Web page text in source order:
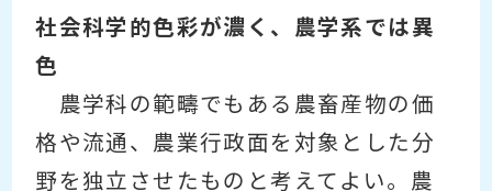
社会科学的色彩が濃く、農学系では異
色
農学科の範疇でもある農畜産物の価
格や流通、農業行政面を対象とした分
野を独立させたものと考えてよい。農